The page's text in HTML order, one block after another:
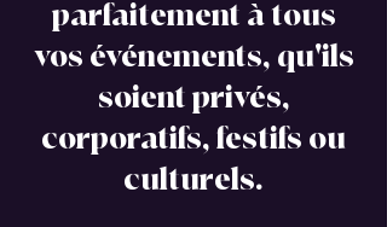
parfaitement à tous
vos événements, qu'ils
soient privés,
corporatifs, festifs ou
culturels.